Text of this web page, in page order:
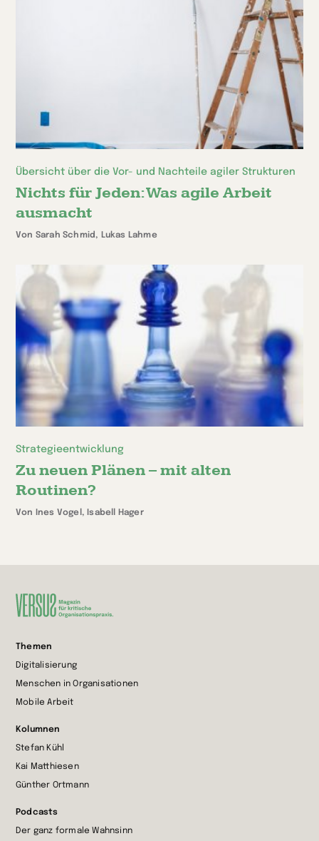
Übersicht über die Vor- und Nachteile agiler Strukturen
Nichts für Jeden: Was agile Arbeit
ausmacht
Von Sarah Schmid, Lukas Lahme
Strategieentwicklung
Zu neuen Plänen – mit alten
Routinen?
Von Ines Vogel, Isabell Hager
Startseite
wechseln
Themen
Digitalisierung
Menschen in Organisationen
Mobile Arbeit
Kolumnen
Stefan Kühl
Kai Matthiesen
Günther Ortmann
Podcasts
Der ganz formale Wahnsinn